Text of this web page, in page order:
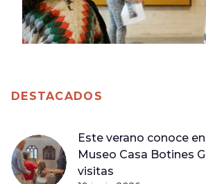
DESTACADOS
Este verano conoce
Museo Casa Botines
visitas